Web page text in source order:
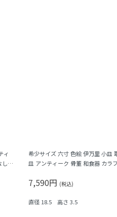
ィ
し
希少サイズ 六寸 色絵 伊万里 小皿
皿 アンティーク 骨董 和食器 カラ
7,590円 (税込)
直径 18.5 高さ 3.5